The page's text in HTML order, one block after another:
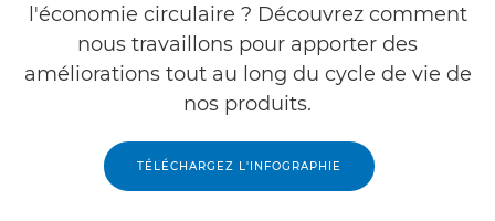
l'économie circulaire ? Découvrez comment
nous travaillons pour apporter des
améliorations tout au long du cycle de vie de
nos produits.
TÉLÉCHARGEZ L'INFOGRAPHIE